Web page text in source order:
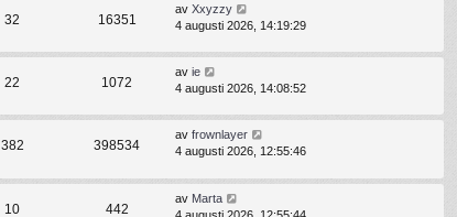
32 16351
av Xxyzzy
4 augusti 2026, 14:19:29
22 1072
av ie
4 augusti 2026, 14:08:52
382 398534
av frownlayer
4 augusti 2026, 12:55:46
10 442
av Marta
4 augusti 2026, 12:55:44